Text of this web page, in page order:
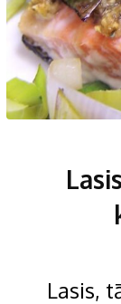
Lasis,